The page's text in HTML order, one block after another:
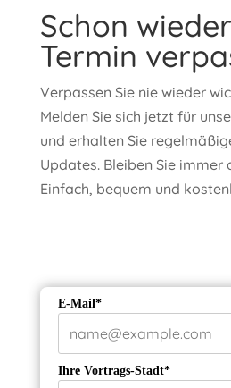
Schon
Termin
Verpassen Sie nie wieder
Melden Sie sich jetzt für
und erhalten Sie
Updates. Bleiben Sie immer
Einfach, bequem und
E-Mail*
Ihre Vortrags-Stadt*